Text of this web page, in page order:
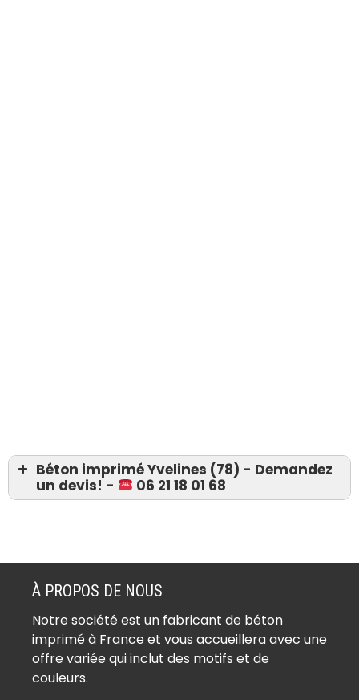
Béton imprimé Yvelines (78) - Demandez
un devis! -
06 21 18 01 68
Béton imprimé Ablis (78660)
Béton imprimé Achères (78260)
Béton imprimé Adainville (78113)
Béton imprimé Aigremont (78240)
Béton imprimé Allainville (78660)
Béton imprimé Andelu (78770)
À PROPOS DE NOUS
Notre société est un fabricant de béton
imprimé à France et vous accueillera avec une
offre variée qui inclut des motifs et de
couleurs.